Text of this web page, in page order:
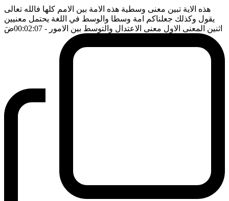
هذه الاية تبين معنى وسطية هذه الامة بين الامم كلها فالله تعالى
يقول وكذلك جعلناكم امة وسطا والوسط في اللغة يحتمل معنيين
اثنين المعنى الاول معنى الاعتدال والتوسط بين الامور - 00:02:07 ضَ